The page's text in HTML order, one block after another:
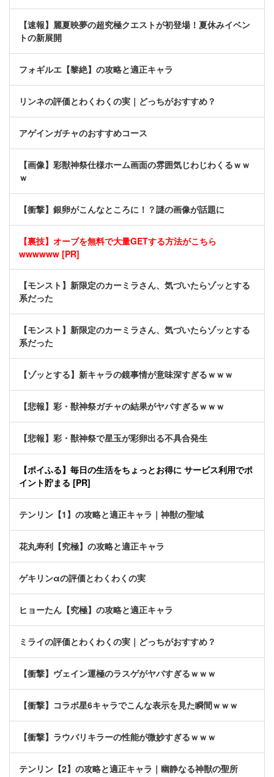
【速報】麗夏映夢の超究極クエストが初登場！夏休みイベン
トの新展開
フォギルエ【黎絶】の攻略と適正キャラ
リンネの評価とわくわくの実｜どっちがおすすめ？
アゲインガチャのおすすめコース
【画像】彩獣神祭仕様ホーム画面の雰囲気じわじわくるｗｗ
ｗ
【衝撃】銀卵がこんなところに！？謎の画像が話題に
【裏技】オーブを無料で大量GETする方法がこちら
wwwwww [PR]
【モンスト】新限定のカーミラさん、気づいたらゾッとする
系だった
【モンスト】新限定のカーミラさん、気づいたらゾッとする
系だった
【ゾッとする】新キャラの鏡事情が意味深すぎるｗｗｗ
【悲報】彩・獣神祭ガチャの結果がヤバすぎるｗｗｗ
【悲報】彩・獣神祭で星玉が彩卵出る不具合発生
【ポイふる】毎日の生活をちょっとお得に サービス利用でポ
イント貯まる [PR]
テンリン【1】の攻略と適正キャラ｜神獣の聖域
花丸寿利【究極】の攻略と適正キャラ
ゲキリンαの評価とわくわくの実
ヒョーたん【究極】の攻略と適正キャラ
ミライの評価とわくわくの実｜どっちがおすすめ？
【衝撃】ヴェイン運極のラスゲがヤバすぎるｗｗｗ
【衝撃】コラボ星6キャラでこんな表示を見た瞬間ｗｗｗ
【衝撃】ラウバリキラーの性能が微妙すぎるｗｗｗ
テンリン【2】の攻略と適正キャラ｜幽静なる神獣の聖所